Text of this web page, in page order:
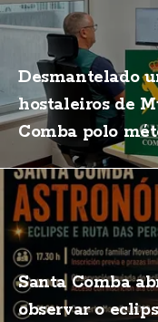
Desmantelado
hostaleiros de
Comba polo
Santa Comba
observar o